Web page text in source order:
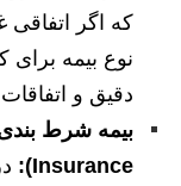
که اگر اتفاقی
نوع بیمه
دقیق و
Insurance):